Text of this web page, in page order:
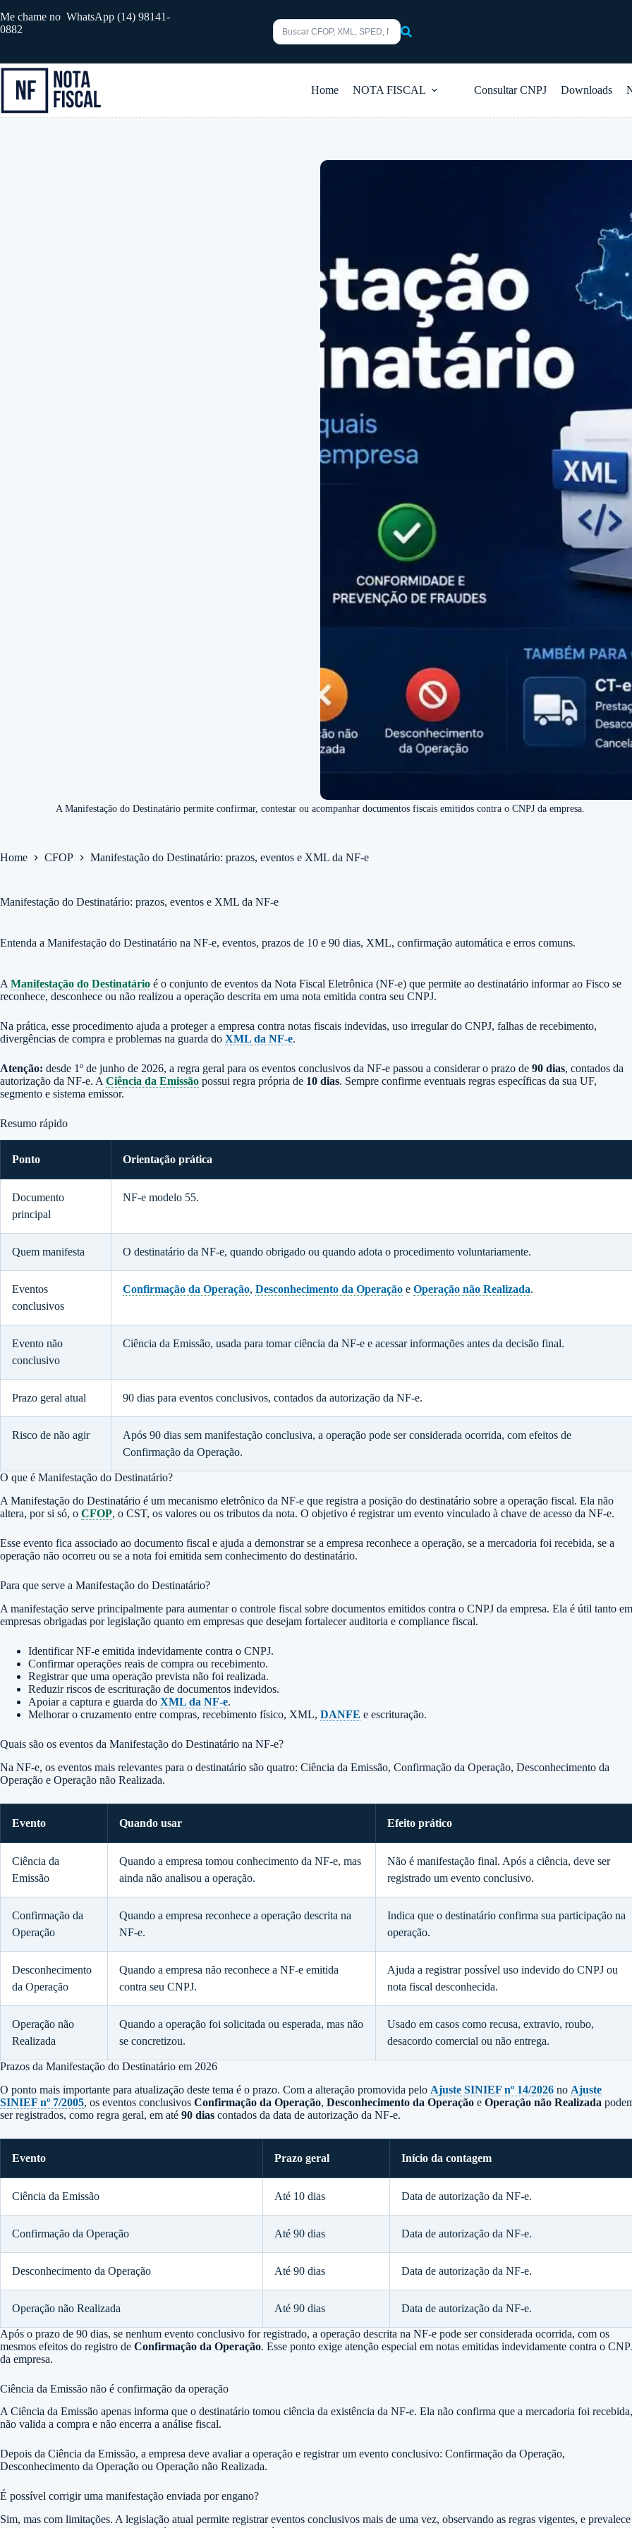
para
o
Me chame no WhatsApp (14) 98141-
0882
resultados
Home NOTA FISCAL Consultar CNPJ Downloads
A Manifestação do Destinatário permite confirmar, contestar ou acompanhar documentos fiscais emitidos contra o CNPJ da empresa.
Home CFOP Manifestação do Destinatário: prazos, eventos e XML da NF-e
Manifestação do Destinatário: prazos, eventos e XML da NF-e
Entenda a Manifestação do Destinatário na NF-e, eventos, prazos de 10 e 90 dias, XML, confirmação automática e erros comuns.
A Manifestação do Destinatário é o conjunto de eventos da Nota Fiscal Eletrônica (NF-e) que permite ao destinatário informar ao Fisco se
reconhece, desconhece ou não realizou a operação descrita em uma nota emitida contra seu CNPJ.
Na prática, esse procedimento ajuda a proteger a empresa contra notas fiscais indevidas, uso irregular do CNPJ, falhas de recebimento,
divergências de compra e problemas na guarda do XML da NF-e.
Atenção: desde 1º de junho de 2026, a regra geral para os eventos conclusivos da NF-e passou a considerar o prazo de 90 dias, contados da
autorização da NF-e. A Ciência da Emissão possui regra própria de 10 dias. Sempre confirme eventuais regras específicas da sua UF,
segmento e sistema emissor.
Resumo rápido
Ponto Orientação prática
Documento
principal
NF-e modelo 55.
Quem manifesta O destinatário da NF-e, quando obrigado ou quando adota o procedimento voluntariamente.
Eventos
conclusivos
Confirmação da Operação, Desconhecimento da Operação e Operação não Realizada.
Evento não
conclusivo
Ciência da Emissão, usada para tomar ciência da NF-e e acessar informações antes da decisão final.
Prazo geral atual 90 dias para eventos conclusivos, contados da autorização da NF-e.
Risco de não agir
Após 90 dias sem manifestação conclusiva, a operação pode ser considerada ocorrida, com efeitos de
Confirmação da Operação.
O que é Manifestação do Destinatário?
A Manifestação do Destinatário é um mecanismo eletrônico da NF-e que registra a posição do destinatário sobre a operação fiscal. Ela não
altera, por si só, o CFOP, o CST, os valores ou os tributos da nota. O objetivo é registrar um evento vinculado à chave de acesso da NF-e.
Esse evento fica associado ao documento fiscal e ajuda a demonstrar se a empresa reconhece a operação, se a mercadoria foi recebida, se a
operação não ocorreu ou se a nota foi emitida sem conhecimento do destinatário.
Para que serve a Manifestação do Destinatário?
A manifestação serve principalmente para aumentar o controle fiscal sobre documentos emitidos contra o CNPJ da empresa. Ela é útil tanto em
empresas obrigadas por legislação quanto em empresas que desejam fortalecer auditoria e compliance fiscal.
Identificar NF-e emitida indevidamente contra o CNPJ.
Confirmar operações reais de compra ou recebimento.
Registrar que uma operação prevista não foi realizada.
Reduzir riscos de escrituração de documentos indevidos.
Apoiar a captura e guarda do XML da NF-e.
Melhorar o cruzamento entre compras, recebimento físico, XML, DANFE e escrituração.
Quais são os eventos da Manifestação do Destinatário na NF-e?
Na NF-e, os eventos mais relevantes para o destinatário são quatro: Ciência da Emissão, Confirmação da Operação, Desconhecimento da
Operação e Operação não Realizada.
Evento Quando usar Efeito prático
Ciência da
Emissão
Quando a empresa tomou conhecimento da NF-e, mas
ainda não analisou a operação.
Não é manifestação final. Após a ciência, deve ser
registrado um evento conclusivo.
Confirmação da
Operação
Quando a empresa reconhece a operação descrita na
NF-e.
Indica que o destinatário confirma sua participação na
operação.
Desconhecimento
da Operação
Quando a empresa não reconhece a NF-e emitida
contra seu CNPJ.
Ajuda a registrar possível uso indevido do CNPJ ou
nota fiscal desconhecida.
Operação não
Realizada
Quando a operação foi solicitada ou esperada, mas não
se concretizou.
Usado em casos como recusa, extravio, roubo,
desacordo comercial ou não entrega.
Prazos da Manifestação do Destinatário em 2026
O ponto mais importante para atualização deste tema é o prazo. Com a alteração promovida pelo Ajuste SINIEF nº 14/2026 no Ajuste
SINIEF nº 7/2005, os eventos conclusivos Confirmação da Operação, Desconhecimento da Operação e Operação não Realizada
ser registrados, como regra geral, em até 90 dias contados da data de autorização da NF-e.
Evento Prazo geral Início da contagem
Ciência da Emissão Até 10 dias Data de autorização da NF-e.
Confirmação da Operação Até 90 dias Data de autorização da NF-e.
Desconhecimento da Operação Até 90 dias Data de autorização da NF-e.
Operação não Realizada Até 90 dias Data de autorização da NF-e.
Após o prazo de 90 dias, se nenhum evento conclusivo for registrado, a operação descrita na NF-e pode ser considerada ocorrida, com os
mesmos efeitos do registro de Confirmação da Operação. Esse ponto exige atenção especial em notas emitidas indevidamente contra o
da empresa.
Ciência da Emissão não é confirmação da operação
A Ciência da Emissão apenas informa que o destinatário tomou ciência da existência da NF-e. Ela não confirma que a mercadoria foi recebida,
não valida a compra e não encerra a análise fiscal.
Depois da Ciência da Emissão, a empresa deve avaliar a operação e registrar um evento conclusivo: Confirmação da Operação,
Desconhecimento da Operação ou Operação não Realizada.
É possível corrigir uma manifestação enviada por engano?
Sim, mas com limitações. A legislação atual permite registrar eventos conclusivos mais de uma vez, observando as regras vigentes, e